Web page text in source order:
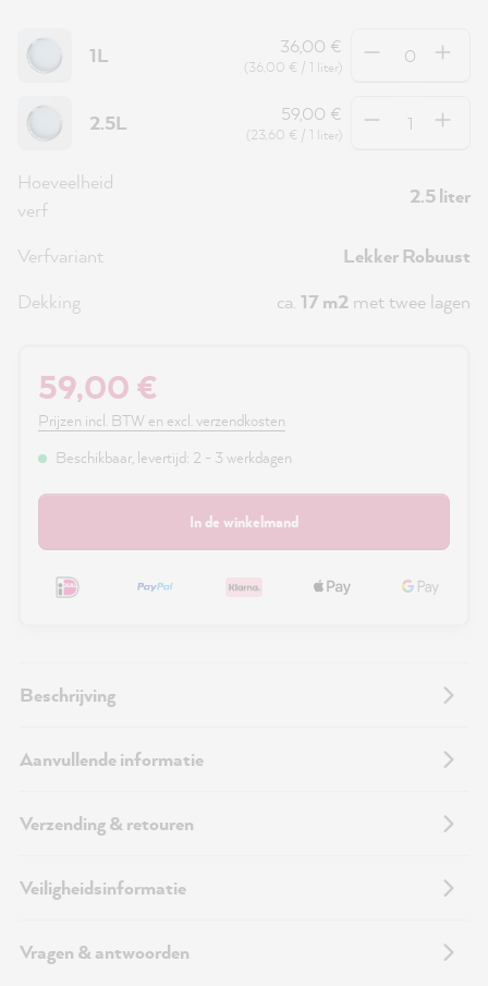
1L 36,00 €
(36,00 € / 1 liter)
Hoeveelheid
2.5L 59,00 €
(23,60 € / 1 liter)
Hoeveelheid
Hoeveelheid
verf
2.5 liter
Verfvariant
Lekker Robuust
Dekking
ca. 17 m2 met twee lagen
59,00 €
Prijzen incl. BTW en excl. verzendkosten
Beschikbaar, levertijd: 2 - 3 werkdagen
In de winkelmand
Beschrijving
Aanvullende informatie
Verzending & retouren
Veiligheidsinformatie
Vragen & antwoorden